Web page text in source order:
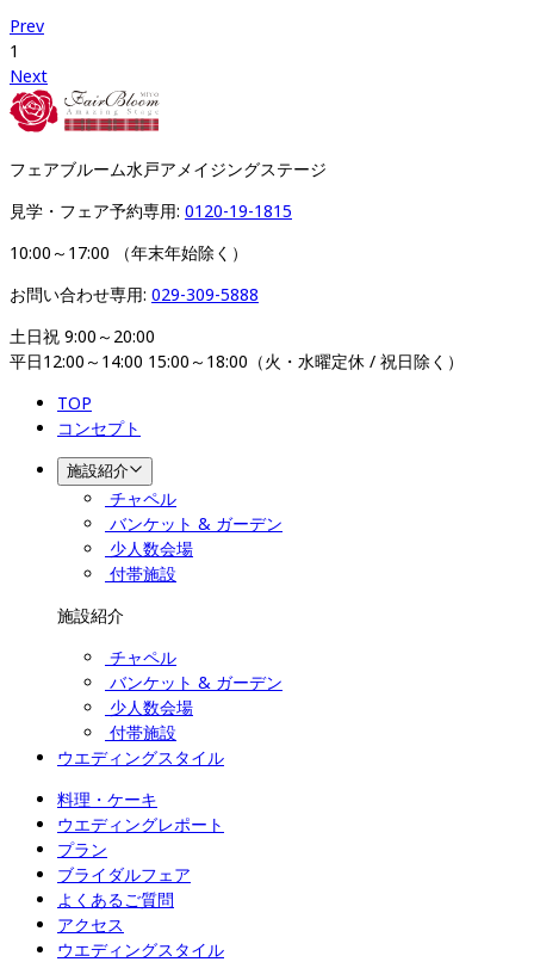
Prev
1
Next
フェアブルーム水戸アメイジングステージ
見学・フェア予約専用: 0120-19-1815
10:00～17:00 （年末年始除く）
お問い合わせ専用: 029-309-5888
土日祝 9:00～20:00
平日12:00～14:00 15:00～18:00（火・水曜定休 / 祝日除く）
TOP
コンセプト
施設紹介
チャペル
バンケット & ガーデン
少人数会場
付帯施設
施設紹介
チャペル
バンケット & ガーデン
少人数会場
付帯施設
ウエディングスタイル
料理・ケーキ
ウエディングレポート
プラン
ブライダルフェア
よくあるご質問
アクセス
ウエディングスタイル